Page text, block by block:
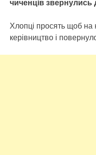
чиченців звернулись
Хлопці просять щоб на
керівництво і